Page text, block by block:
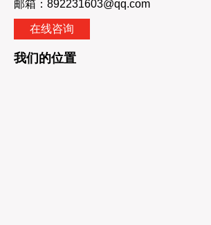
邮箱：892231603@qq.com
在线咨询
我们的位置